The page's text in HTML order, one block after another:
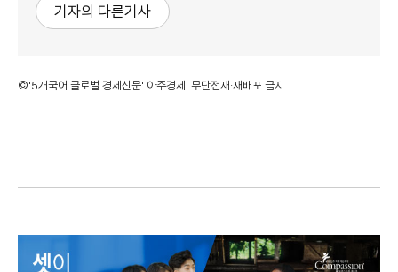
기자의 다른기사
©'5개국어 글로벌 경제신문' 아주경제. 무단전재·재배포 금지